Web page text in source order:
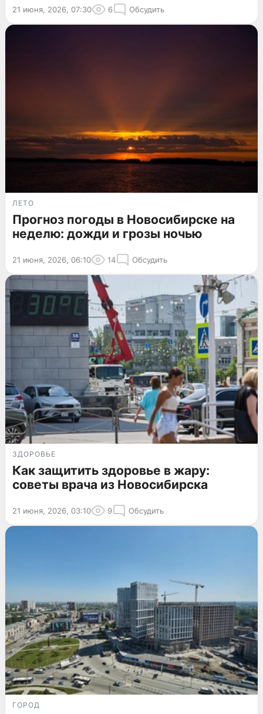
21 июня, 2026, 07:30 6 Обсудить
ЛЕТО
Прогноз погоды в Новосибирске на
неделю: дожди и грозы ночью
21 июня, 2026, 06:10 14 Обсудить
ЗДОРОВЬЕ
Как защитить здоровье в жару:
советы врача из Новосибирска
21 июня, 2026, 03:10 9 Обсудить
ГОРОД